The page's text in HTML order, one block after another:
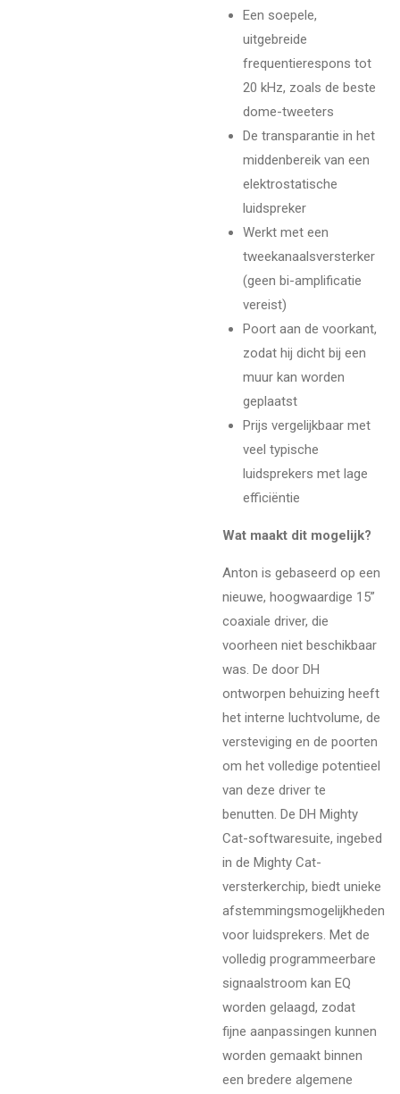
Een soepele,
uitgebreide
frequentierespons tot
20 kHz, zoals de beste
dome-tweeters
De transparantie in het
middenbereik van een
elektrostatische
luidspreker
Werkt met een
tweekanaalsversterker
(geen bi-amplificatie
vereist)
Poort aan de voorkant,
zodat hij dicht bij een
muur kan worden
geplaatst
Prijs vergelijkbaar met
veel typische
luidsprekers met lage
efficiëntie
Wat maakt dit mogelijk?
Anton is gebaseerd op een
nieuwe, hoogwaardige 15”
coaxiale driver, die
voorheen niet beschikbaar
was. De door DH
ontworpen behuizing heeft
het interne luchtvolume, de
versteviging en de poorten
om het volledige potentieel
van deze driver te
benutten. De DH Mighty
Cat-softwaresuite, ingebed
in de Mighty Cat-
versterkerchip, biedt unieke
afstemmingsmogelijkheden
voor luidsprekers. Met de
volledig programmeerbare
signaalstroom kan EQ
worden gelaagd, zodat
fijne aanpassingen kunnen
worden gemaakt binnen
een bredere algemene